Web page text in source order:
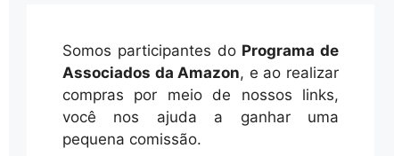
Somos participantes do Programa de
Associados da Amazon, e ao realizar
compras por meio de nossos links,
você nos ajuda a ganhar uma
pequena comissão.